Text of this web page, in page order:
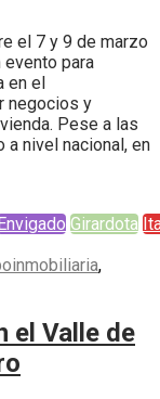
el 7 y 9 de marzo
evento para
el
negocios y
Pese a las
nivel nacional, en
Envigado Girardota
,
el Valle de